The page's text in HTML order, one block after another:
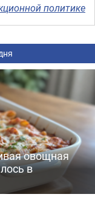
политике
овощная
в